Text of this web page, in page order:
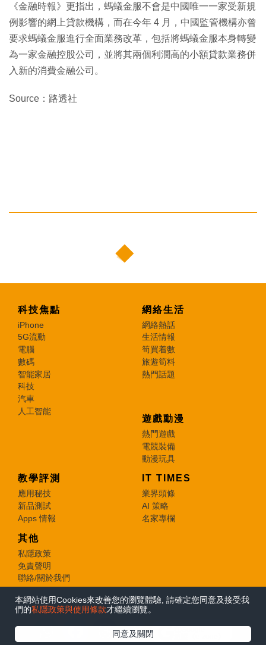
《金融時報》更指出，螞蟻金服不會是中國唯一一家受新規
例影響的網上貸款機構，而在今年 4 月，中國監管機構亦曾
要求螞蟻金服進行全面業務改革，包括將螞蟻金服本身轉變
為一家金融控股公司，並將其兩個利潤高的小額貸款業務併
入新的消費金融公司。
Source：路透社
科技焦點
iPhone
5G流動
電腦
數碼
智能家居
科技
汽車
人工智能
網絡生活
網絡熱話
生活情報
筍買着數
旅遊筍料
熱門話題
遊戲動漫
熱門遊戲
電競裝備
動漫玩具
教學評測
應用秘技
新品測試
Apps 情報
IT TIMES
業界頭條
AI 策略
名家專欄
其他
私隱政策
免責聲明
聯絡/關於我們
© 2026 e-zone. All Rights Reserved.
本網站使用Cookies來改善您的瀏覽體驗, 請確定您同意及接受我
們的私隱政策與使用條款才繼續瀏覽。
同意及關閉